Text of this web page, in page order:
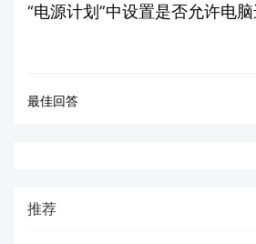
“电源计划”中设置是否允许电脑
最佳回答
推荐